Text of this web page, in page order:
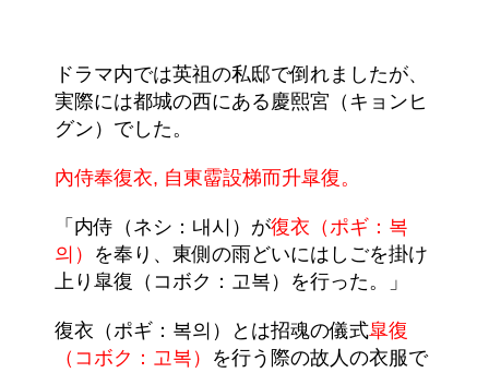
ドラマ内では英祖の私邸で倒れましたが、
実際には都城の西にある慶熙宮（キョンヒ
グン）でした。
內侍奉復衣, 自東霤設梯而升皐復。
「内侍（ネシ：내시）が復衣（ポギ：복
의） を奉り、東側の雨どいにはしごを掛け
上り皐復（コボク：고복）を行った。」
復衣（ポギ：복의）とは招魂の儀式皐復
（コボク：고복） を行う際の故人の衣服で